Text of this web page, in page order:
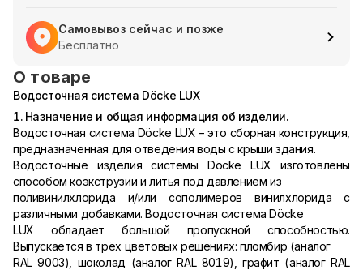
Самовывоз сейчас и позже
Бесплатно
О товаре
Водосточная система Döcke LUX
1. Назначение и общая информация об изделии.
Водосточная система Döcke LUX – это сборная конструкция,
предназначенная для отведения воды с крыши здания.
Водосточные изделия системы Döcke LUX изготовлены
способом коэкструзии и литья под давлением из
поливинилхлорида и/или сополимеров винилхлорида с
различными добавками. Водосточная система Döcke
LUX обладает большой пропускной способностью.
Выпускается в трёх цветовых решениях: пломбир (аналог
RAL 9003), шоколад (аналог RAL 8019), графит (аналог RAL